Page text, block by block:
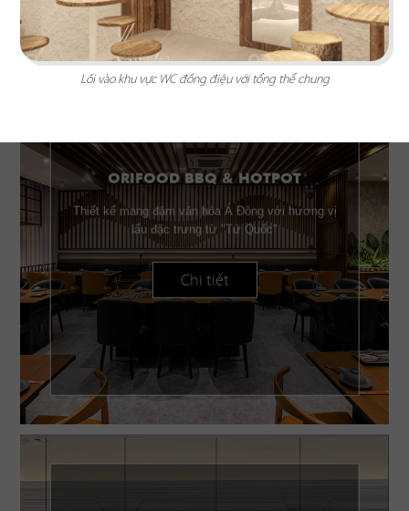
ORIFOOD BBQ & HOTPOT
Thiết kế mang đậm văn hóa Á Đông với hương vị
lẩu đặc trưng từ "Tứ Quốc"
Chi tiết
Lối vào khu vực WC đồng điệu với tổng thể chung